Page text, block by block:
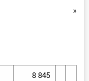
»
8 845